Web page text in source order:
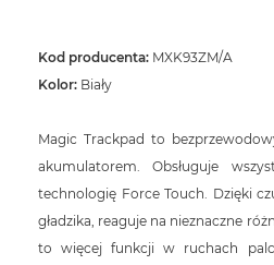
Kod producenta: MXK93ZM/A
Kolor: Biały
Magic Trackpad to
akumulatorem. Obsługuje
technologię Force Touch. Dzięki
gładzika, reaguje na nieznaczne
to więcej funkcji w ruchach